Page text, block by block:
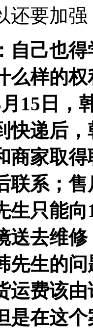
还要加
自己也
么样的
15日，
快递后
商家取
联系；
生只能
送去维
先生的
运费该
是在这